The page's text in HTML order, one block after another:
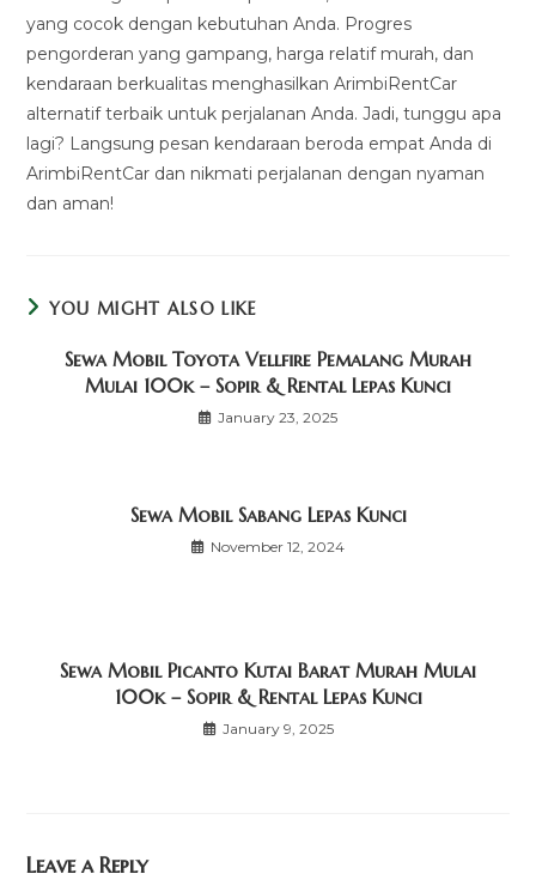
yang cocok dengan kebutuhan Anda. Progres
pengorderan yang gampang, harga relatif murah, dan
kendaraan berkualitas menghasilkan ArimbiRentCar
alternatif terbaik untuk perjalanan Anda. Jadi, tunggu apa
lagi? Langsung pesan kendaraan beroda empat Anda di
ArimbiRentCar dan nikmati perjalanan dengan nyaman
dan aman!
YOU MIGHT ALSO LIKE
Sewa Mobil Toyota Vellfire Pemalang Murah
Mulai 100k – Sopir & Rental Lepas Kunci
January 23, 2025
Sewa Mobil Sabang Lepas Kunci
November 12, 2024
Sewa Mobil Picanto Kutai Barat Murah Mulai
100k – Sopir & Rental Lepas Kunci
January 9, 2025
Leave a Reply